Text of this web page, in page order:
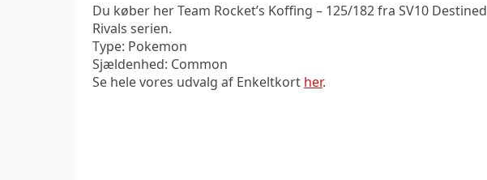
Du køber her Team Rocket’s Koffing – 125/182 fra SV10 Destined
Rivals serien.
Type: Pokemon
Sjældenhed: Common
Se hele vores udvalg af Enkeltkort her.